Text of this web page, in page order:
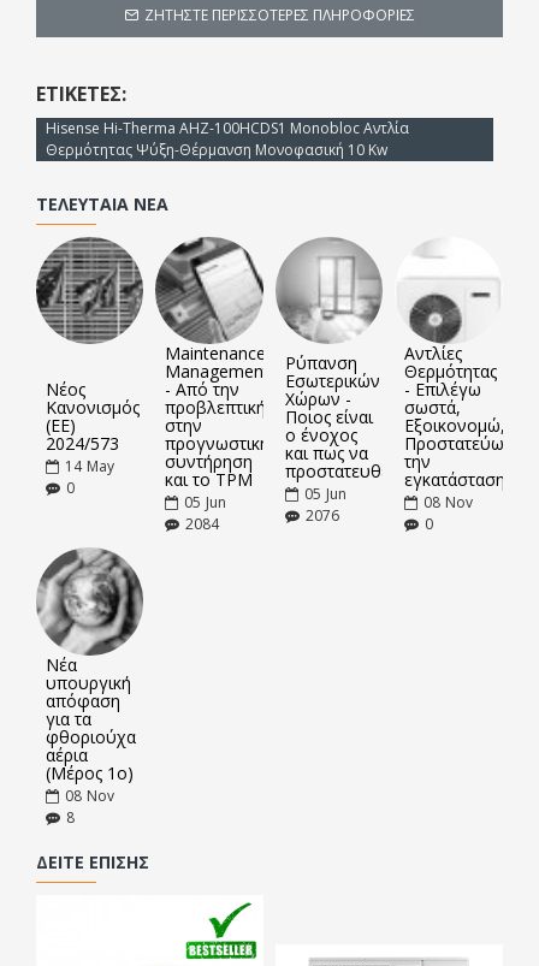
ΖΗΤΉΣΤΕ ΠΕΡΙΣΣΌΤΕΡΕΣ ΠΛΗΡΟΦΟΡΊΕΣ
ΕΤΙΚΈΤΕΣ:
Hisense Hi-Therma AHZ-100HCDS1 Monobloc Αντλία
Θερμότητας Ψύξη-Θέρμανση Μονοφασική 10 Kw
ΤΕΛΕΥΤΑΊΑ ΝΈΑ
Νέος
Κανονισμός
(ΕΕ)
2024/573
14 May
0
Maintenance
Management
- Από την
προβλεπτική
στην
προγνωστική
συντήρηση
και το TPM
05 Jun
2084
Ρύπανση
Εσωτερικών
Χώρων -
Ποιος είναι
ο ένοχος
και πως να
προστατευθείτε
05 Jun
2076
Αντλίες
Θερμότητας
- Επιλέγω
σωστά,
Εξοικονομώ,
Προστατεύω
την
εγκατάσταση
08 Nov
0
Νέα
υπουργική
απόφαση
για τα
φθοριούχα
αέρια
(Μέρος 1ο)
08 Nov
8
ΔΕΊΤΕ ΕΠΊΣΗΣ